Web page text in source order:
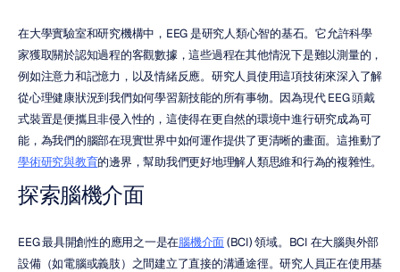
在大學實驗室和研究機構中，EEG 是研究人類心智的基石。它允許科學
家獲取關於認知過程的客觀數據，這些過程在其他情況下是難以測量的，
例如注意力和記憶力，以及情緒反應。研究人員使用這項技術來深入了解
從心理健康狀況到我們如何學習新技能的所有事物。因為現代 EEG 頭戴
式裝置是便攜且非侵入性的，這使得在更自然的環境中進行研究成為可
能，為我們的腦部在現實世界中如何運作提供了更清晰的畫面。這推動了
學術研究與教育的邊界，幫助我們更好地理解人類思維和行為的複雜性。
探索腦機介面
EEG 最具開創性的應用之一是在腦機介面 (BCI) 領域。BCI 在大腦舆外部
設備（如電腦或義肢）之間建立了直接的溝通途徑。研究人員正在使用基